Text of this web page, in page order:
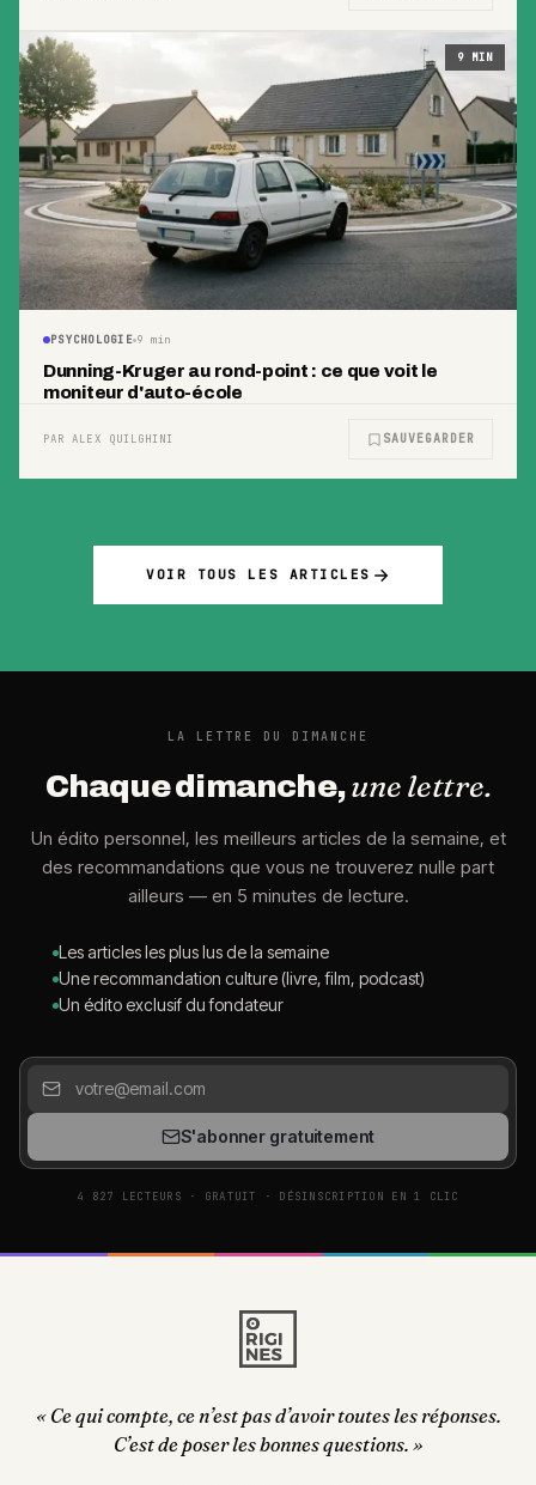
9 MIN
PSYCHOLOGIE 9 min
Dunning-Kruger au rond-point : ce que voit le
moniteur d'auto-école
PAR ALEX QUILGHINI SAUVEGARDER
VOIR TOUS LES ARTICLES
LA LETTRE DU DIMANCHE
Chaque dimanche,une lettre.
Un édito personnel, les meilleurs articles de la semaine, et
des recommandations que vous ne trouverez nulle part
ailleurs — en 5 minutes de lecture.
Les articles les plus lus de la semaine
Une recommandation culture (livre, film, podcast)
Un édito exclusif du fondateur
S'abonner gratuitement
4 827 LECTEURS · GRATUIT · DÉSINSCRIPTION EN 1 CLIC
« Ce qui compte, ce n’est pas d’avoir toutes les réponses.
C’est de poser les bonnes questions. »